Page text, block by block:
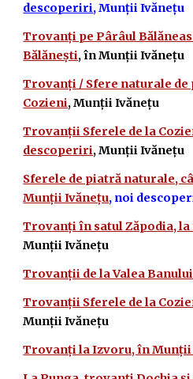
descoperiri, Munții Ivănețu
Trovanți pe Pârâul
Bălănești, în Munții Ivănețu
Trovanți / Sfere naturale de
Cozieni, Munții Ivănețu
Trovanții Sferele de la
descoperiri, Munții Ivănețu
Sferele de piatră naturale,
Munții Ivănețu, noi
Trovanți în satul Zăpodia, la
Munții Ivănețu
Trovanții de la Valea Banului
Trovanții Sferele de la
Munții Ivănețu
Trovanți la Izvoru, în Munții